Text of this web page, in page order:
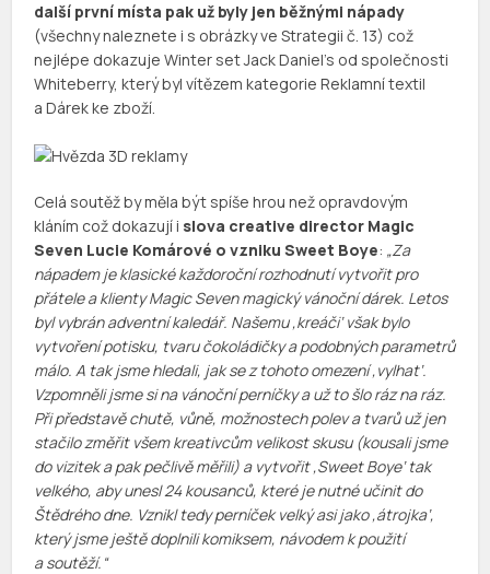
další první místa pak už byly jen běžnými nápady
(všechny naleznete i s obrázky ve Strategii č. 13) což
nejlépe dokazuje Winter set Jack Daniel’s od společnosti
Whiteberry, který byl vítězem kategorie Reklamní textil
a Dárek ke zboží.
Celá soutěž by měla být spíše hrou než opravdovým
kláním což dokazují i slova creative director Magic
Seven Lucie Komárové o vzniku Sweet Boye: „Za
nápadem je klasické každoroční rozhodnutí vytvořit pro
přátele a klienty Magic Seven magický vánoční dárek. Letos
byl vybrán adventní kaledář. Našemu ‚kreáči‘ však bylo
vytvoření potisku, tvaru čokoládičky a podobných parametrů
málo. A tak jsme hledali, jak se z tohoto omezení ‚vylhat‘.
Vzpomněli jsme si na vánoční perníčky a už to šlo ráz na ráz.
Při představě chutě, vůně, možnostech polev a tvarů už jen
stačilo změřit všem kreativcům velikost skusu (kousali jsme
do vizitek a pak pečlivě měřili) a vytvořit ‚Sweet Boye‘ tak
velkého, aby unesl 24 kousanců, které je nutné učinit do
Štědrého dne. Vznikl tedy perníček velký asi jako ‚átrojka‘,
který jsme ještě doplnili komiksem, návodem k použití
a soutěží.“